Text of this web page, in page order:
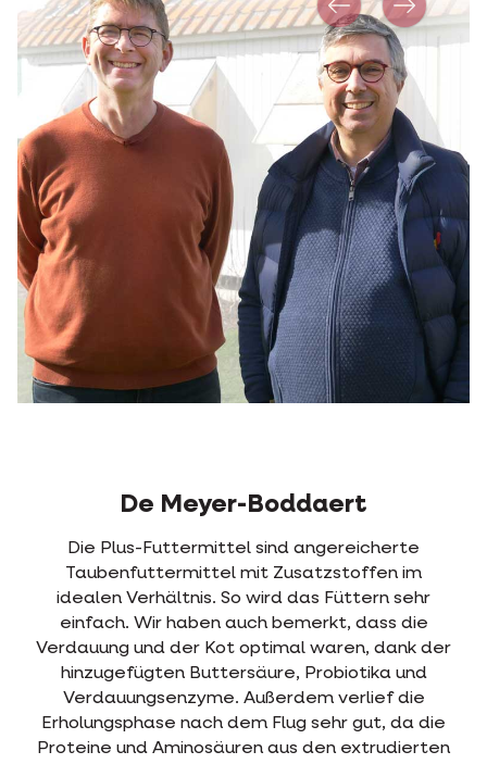
De Meyer-Boddaert
Die Plus-Futtermittel sind angereicherte
Taubenfuttermittel mit Zusatzstoffen im
idealen Verhältnis. So wird das Füttern sehr
einfach. Wir haben auch bemerkt, dass die
Verdauung und der Kot optimal waren, dank der
hinzugefügten Buttersäure, Probiotika und
Verdauungsenzyme. Außerdem verlief die
Erholungsphase nach dem Flug sehr gut, da die
Proteine und Aminosäuren aus den extrudierten
Vorher Nächstes